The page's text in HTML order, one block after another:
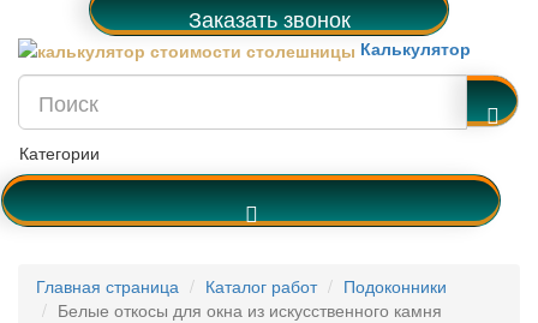
Заказать звонок
Калькулятор
Категории
Главная страница Каталог работ
Подоконники
Белые откосы для окна из искусственного камня